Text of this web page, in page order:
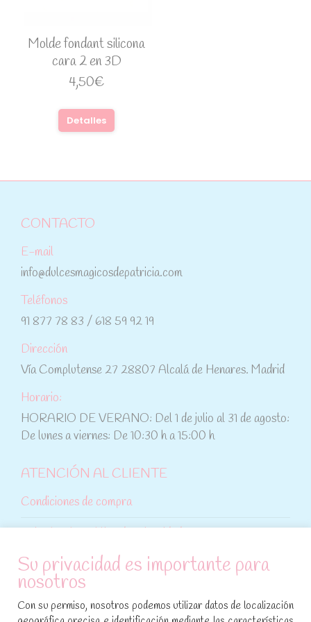
Molde fondant silicona
cara 2 en 3D
4,50€
Detalles
CONTACTO
E-mail
info@dulcesmagicosdepatricia.com
Teléfonos
91 877 78 83 / 618 59 92 19
Dirección
Vía Complutense 27 28807 Alcalá de Henares. Madrid
Horario:
HORARIO DE VERANO: Del 1 de julio al 31 de agosto:
De lunes a viernes: De 10:30 h a 15:00 h
ATENCIÓN AL CLIENTE
Condiciones de compra
Política de cookies
SÍGUENOS EN REDES SOCIALES
Su privacidad es importante para
nosotros
Con su permiso, nosotros podemos utilizar datos de localización